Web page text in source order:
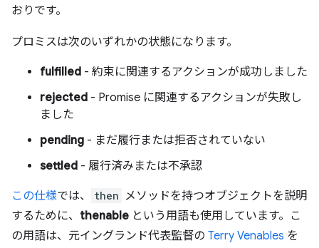
おりです。
プロミスは次のいずれかの状態になります。
fulfilled - 約束に関連するアクションが成功しました
rejected - Promise に関連するアクションが失敗し
ました
pending - まだ履行または拒否されていない
settled - 履行済みまたは不承認
この仕様では、 then メソッドを持つオブジェクトを説明
するために、 thenable という用語も使用しています。こ
の用語は、元イングランド代表監督の Terry Venables を